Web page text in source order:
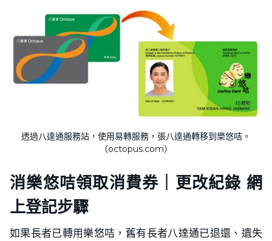
透過八達通服務站，使用易轉服務，張八達通轉移到樂悠咭。
（octopus.com）
消樂悠咭領取消費券｜更改紀錄 網
上登記步驟
如果長者已轉用樂悠咭，舊有長者八達通已退還、遺失